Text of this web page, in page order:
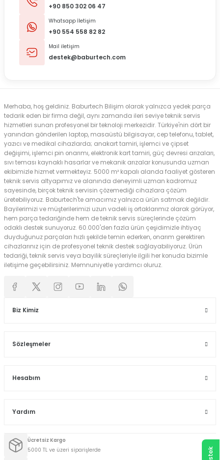
+90 850 302 06 47
Whatsapp İletişim
+90 554 558 82 82
Mail iletişim
destek@baburtech.com
Merhaba, hoş geldiniz. Baburtech Bilişim olarak yalnızca yedek parça
tedarik eden bir firma değil, aynı zamanda ileri seviye teknik servis
hizmetleri sunan profesyonel bir teknoloji merkezidir. Türkiye'nin dört bir
yanından gönderilen laptop, masaüstü bilgisayar, cep telefonu, tablet,
yazıcı ve medikal cihazlarda; anakart tamiri, işlemci ve çipset
değişimi, işlemci pin onarımı, elektronik kart tamiri, güç devresi arızaları,
sıvı teması kaynaklı hasarlar ve mekanik arızalar konusunda uzman
ekibimizle hizmet vermekteyiz. 5000 m² kapalı alanda faaliyet gösteren
teknik servis altyapımız ve alanında deneyimli uzman kadromuz
sayesinde, birçok teknik servisin çözemediği cihazlara çözüm
üretebiliyoruz. Baburtech'te amacımız yalnızca ürün satmak değildir.
Bayilerimizi ve müşterilerimizi uzun vadeli iş ortaklarımız olarak görüyor,
hem parça tedariğinde hem de teknik servis süreçlerinde çözüm
odaklı destek sunuyoruz. 60.000'den fazla ürün çeşidimizle ihtiyaç
duyduğunuz parçaları hızlı şekilde temin ederken, onarım gerektiren
cihazlarınız için de profesyonel teknik destek sağlayabiliyoruz. Ürün
tedariği, teknik servis veya bayilik süreçleriyle ilgili her konuda bizimle
iletişime geçebilirsiniz. Memnuniyetle yardımcı oluruz.
Biz Kimiz
Sözleşmeler
Hesabım
Yardım
Ücretsiz Kargo
5000 TL ve üzeri siparişlerde